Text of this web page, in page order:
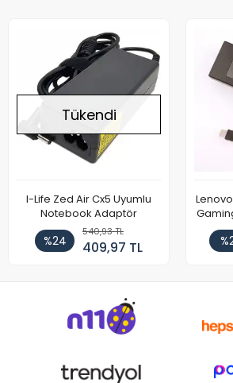
Tükendi
I-Life Zed Air Cx5 Uyumlu
Notebook Adaptör
%24
540,93 TL
409,97 TL